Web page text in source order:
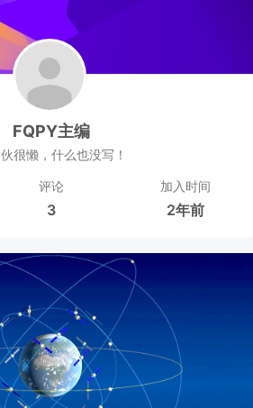
FQPY主编
很懒，什么也没写！
评论
3
加入时间
2年前